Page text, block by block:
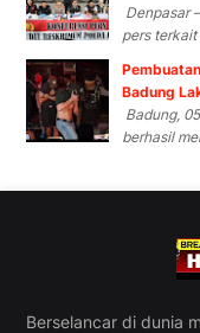
Denpasar
pers
Badung
Badung,
berhasil
Berselancar di dunia